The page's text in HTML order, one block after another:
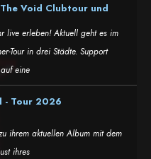
The Void Clubtour und
live erleben! Aktuell geht es im
Tour in drei Städte. Support
eine
- Tour 2026
ihrem aktuellen Album mit dem
ihres